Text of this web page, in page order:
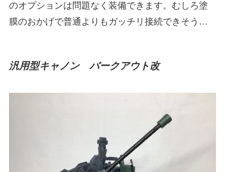
のオプションは問題なく装備できます。むしろ塗
膜のおかげで普通よりもガッチリ接続できそう…
汎用型キャノン バークアウト改